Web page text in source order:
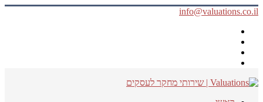
info@valuations.co.il